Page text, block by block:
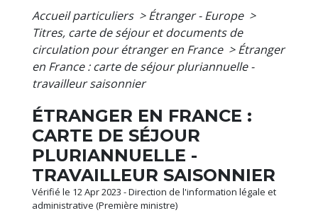
Accueil particuliers > Étranger - Europe >
Titres, carte de séjour et documents de
circulation pour étranger en France > Étranger
en France : carte de séjour pluriannuelle -
travailleur saisonnier
ÉTRANGER EN FRANCE :
CARTE DE SÉJOUR
PLURIANNUELLE -
TRAVAILLEUR SAISONNIER
Vérifié le 12 Apr 2023 - Direction de l'information légale et
administrative (Première ministre)